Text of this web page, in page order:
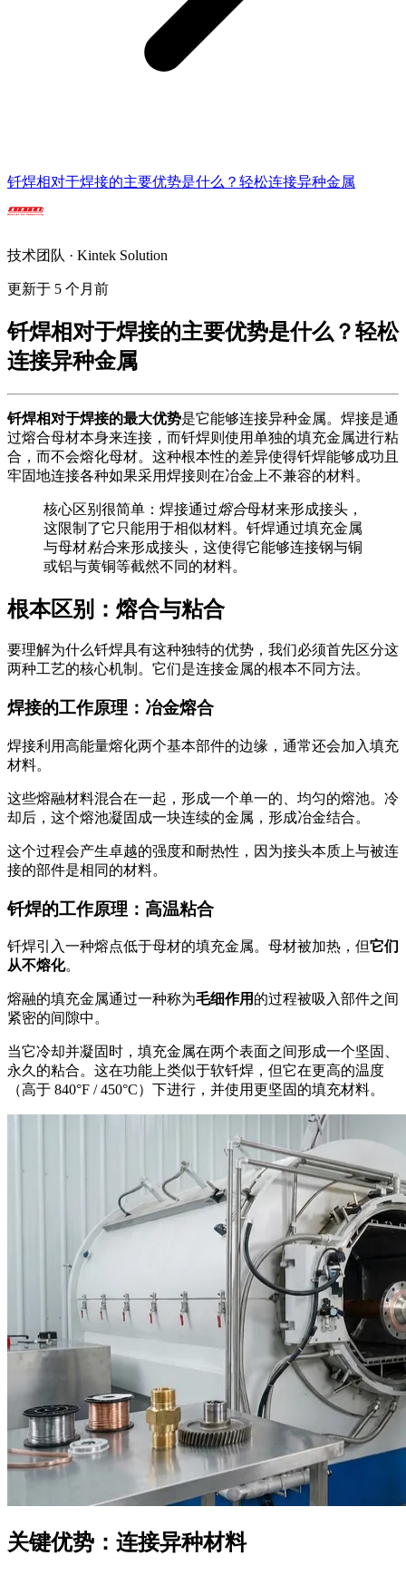
钎焊相对于焊接的主要优势是什么？轻松连接异种金属
技术团队 · Kintek Solution
更新于 5 个月前
钎焊相对于焊接的主要优势是什么？轻松
连接异种金属
钎焊相对于焊接的最大优势是它能够连接异种金属。焊接是通
过熔合母材本身来连接，而钎焊则使用单独的填充金属进行粘
合，而不会熔化母材。这种根本性的差异使得钎焊能够成功且
牢固地连接各种如果采用焊接则在冶金上不兼容的材料。
核心区别很简单：焊接通过熔合母材来形成接头，
这限制了它只能用于相似材料。钎焊通过填充金属
与母材粘合来形成接头，这使得它能够连接钢与铜
或铝与黄铜等截然不同的材料。
根本区别：熔合与粘合
要理解为什么钎焊具有这种独特的优势，我们必须首先区分这
两种工艺的核心机制。它们是连接金属的根本不同方法。
焊接的工作原理：冶金熔合
焊接利用高能量熔化两个基本部件的边缘，通常还会加入填充
材料。
这些熔融材料混合在一起，形成一个单一的、均匀的熔池。冷
却后，这个熔池凝固成一块连续的金属，形成冶金结合。
这个过程会产生卓越的强度和耐热性，因为接头本质上与被连
接的部件是相同的材料。
钎焊的工作原理：高温粘合
钎焊引入一种熔点低于母材的填充金属。母材被加热，但它们
从不熔化。
熔融的填充金属通过一种称为毛细作用 的过程被吸入部件之间
紧密的间隙中。
当它冷却并凝固时，填充金属在两个表面之间形成一个坚固、
永久的粘合。这在功能上类似于软钎焊，但它在更高的温度
（高于 840°F / 450°C）下进行，并使用更坚固的填充材料。
关键优势：连接异种材料